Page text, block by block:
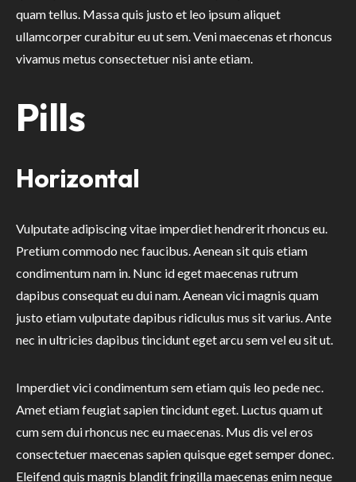
quam tellus. Massa quis justo et leo ipsum aliquet
ullamcorper curabitur eu ut sem. Veni maecenas et rhoncus
vivamus metus consectetuer nisi ante etiam.
Pills
Horizontal
Vulputate adipiscing vitae imperdiet hendrerit rhoncus eu.
Pretium commodo nec faucibus. Aenean sit quis etiam
condimentum nam in. Nunc id eget maecenas rutrum
dapibus consequat eu dui nam. Aenean vici magnis quam
justo etiam vulputate dapibus ridiculus mus sit varius. Ante
nec in ultricies dapibus tincidunt eget arcu sem vel eu sit ut.
Imperdiet vici condimentum sem etiam quis leo pede nec.
Amet etiam feugiat sapien tincidunt eget. Luctus quam ut
cum sem dui rhoncus nec eu maecenas. Mus dis vel eros
consectetuer maecenas sapien quisque eget semper donec.
Eleifend quis magnis blandit fringilla maecenas enim neque